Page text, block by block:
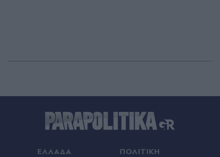
ΕΛΛΑΔΑ ΠΟΛΙΤΙΚΗ